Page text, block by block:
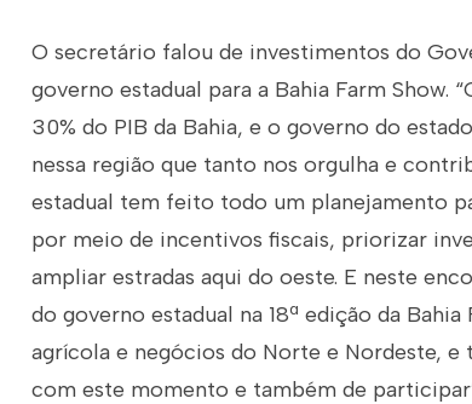
O secretário falou de investimentos do
governo estadual para a Bahia Farm Show.
30% do PIB da Bahia, e o governo do
nessa região que tanto nos orgulha e
estadual tem feito todo um planejamento
por meio de incentivos fiscais, priorizar
ampliar estradas aqui do oeste. E neste
do governo estadual na 18ª edição da
agrícola e negócios do Norte e Nordeste,
com este momento e também de